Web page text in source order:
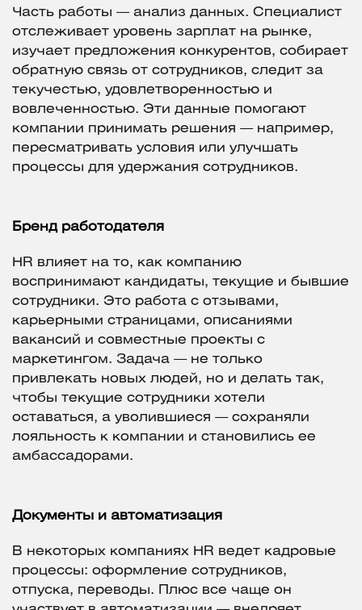
Часть работы — анализ данных. Специалист
отслеживает уровень зарплат на рынке,
изучает предложения конкурентов, собирает
обратную связь от сотрудников, следит за
текучестью, удовлетворенностью и
вовлеченностью. Эти данные помогают
компании принимать решения — например,
пересматривать условия или улучшать
процессы для удержания сотрудников.
Бренд работодателя
HR влияет на то, как компанию
воспринимают кандидаты, текущие и бывшие
сотрудники. Это работа с отзывами,
карьерными страницами, описаниями
вакансий и совместные проекты с
маркетингом. Задача — не только
привлекать новых людей, но и делать так,
чтобы текущие сотрудники хотели
оставаться, а уволившиеся — сохраняли
лояльность к компании и становились ее
амбассадорами.
Документы и автоматизация
В некоторых компаниях HR ведет кадровые
процессы: оформление сотрудников,
отпуска, переводы. Плюс все чаще он